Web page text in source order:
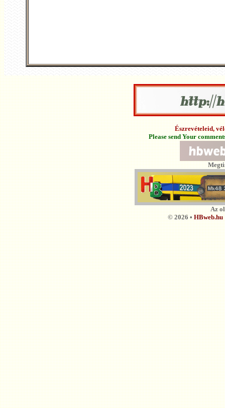
Észrevételeid,
Please send Your
Az
© 2026 •HBweb.hu